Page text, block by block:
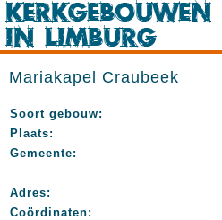
Mariakapel Craubeek
Soort gebouw:
Plaats:
Gemeente:
Adres:
Coördinaten: